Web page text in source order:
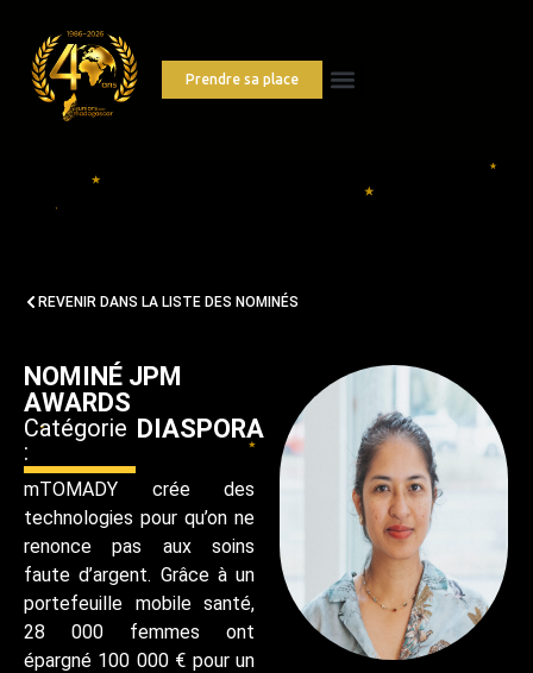
Prendre sa place
REVENIR DANS LA LISTE DES NOMINÉS
NOMINÉ JPM
AWARDS
Catégorie
:
DIASPORA
mTOMADY crée des
technologies pour qu’on ne
renonce pas aux soins
faute d’argent. Grâce à un
portefeuille mobile santé,
28 000 femmes ont
épargné 100 000 € pour un